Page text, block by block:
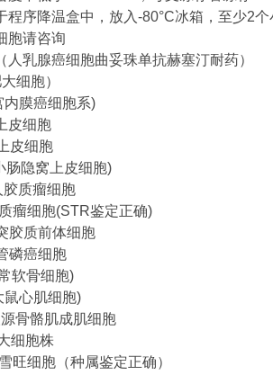
程序降温盒中，放入-80°C冰箱，至少2
胞请咨询
人乳腺癌细胞曲妥珠单抗赫塞汀耐药）
细胞）
内膜癌细胞系)
皮细胞
皮细胞
肠隐窝上皮细胞)
质瘤细胞
瘤细胞(STR鉴定正确)
胶质前体细胞
磷癌细胞
软骨细胞)
鼠心肌细胞)
骨骼肌成肌细胞
细胞株
旺细胞（种属鉴定正确）